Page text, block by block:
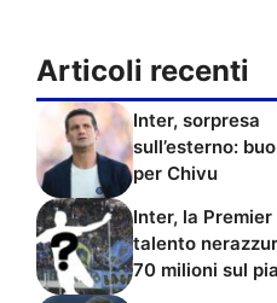
Articoli recenti
Inter, sorpresa
sull’esterno:
per Chivu
Inter, la Premier
talento
70 milioni sul